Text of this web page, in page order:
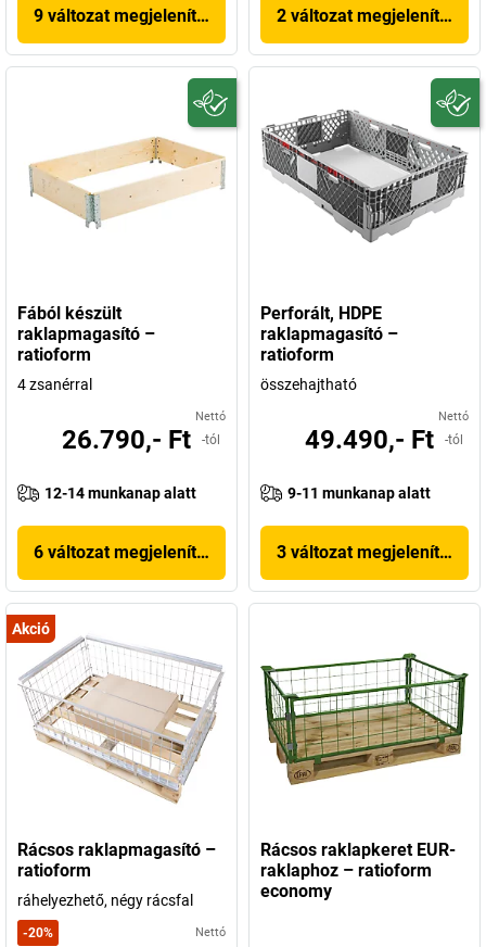
9 változat megjelenítése 2 változat megjelenítése
Fából készült
raklapmagasító –
ratioform
4 zsanérral
Nettó
26.790,- Ft -tól
12-14 munkanap alatt
6 változat megjelenítése
Perforált, HDPE
raklapmagasító –
ratioform
összehajtható
Nettó
49.490,- Ft -tól
9-11 munkanap alatt
3 változat megjelenítése
Akció
Rácsos raklapmagasító –
ratioform
ráhelyezhető, négy rácsfal
-20% Nettó
Rácsos raklapkeret EUR-
raklaphoz – ratioform
economy